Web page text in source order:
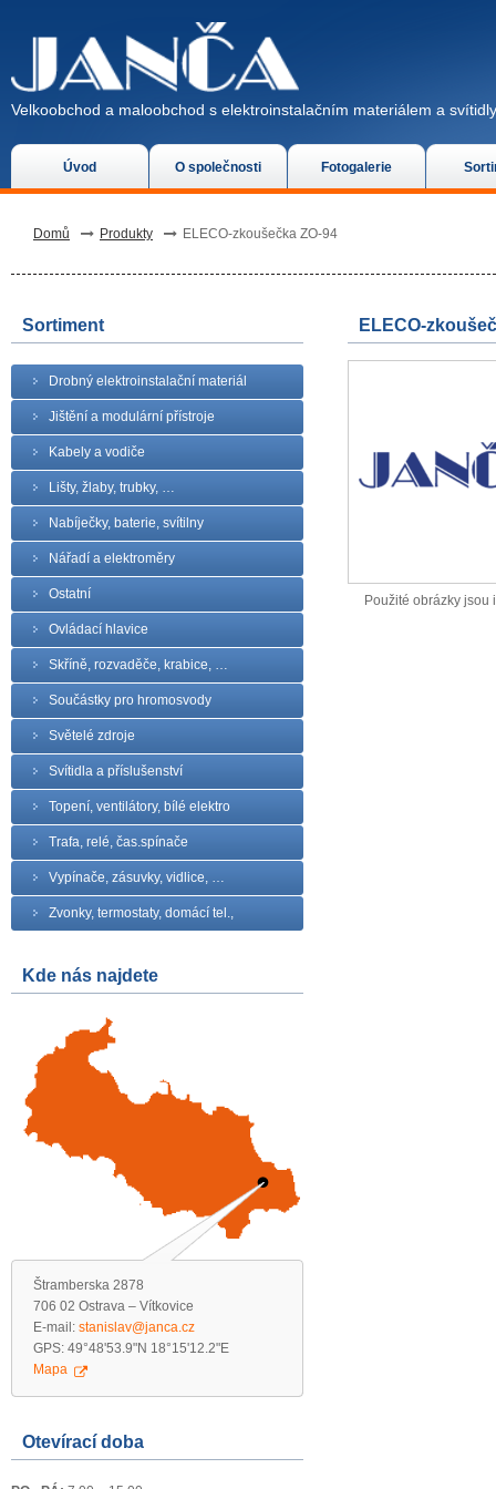
Úvod O společnosti Fotogalerie
Velkoobchod a maloobchod s elektroinstalačním materiálem a
Domů Produkty ELECO-zkoušečka ZO-94
Sortiment
Drobný elektroinstalační materiál
Jištění a modulární přístroje
Kabely a vodiče
Lišty, žlaby, trubky, …
Nabíječky, baterie, svítilny
Nářadí a elektroměry
Ostatní
Ovládací hlavice
Skříně, rozvaděče, krabice, …
Součástky pro hromosvody
Světelé zdroje
Svítidla a příslušenství
Topení, ventilátory, bílé elektro
Trafa, relé, čas.spínače
Vypínače, zásuvky, vidlice, …
Zvonky, termostaty, domácí tel.,
Kde nás najdete
Štramberska 2878
706 02 Ostrava – Vítkovice
E-mail: stanislav@janca.cz
GPS: 49°48'53.9"N 18°15'12.2"E
Mapa
Otevírací doba
ELECO-
Použité obrázky jsou